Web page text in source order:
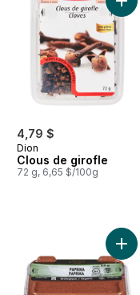
4,79 $
Dion
Clous de girofle
72 g, 6,65 $/100g